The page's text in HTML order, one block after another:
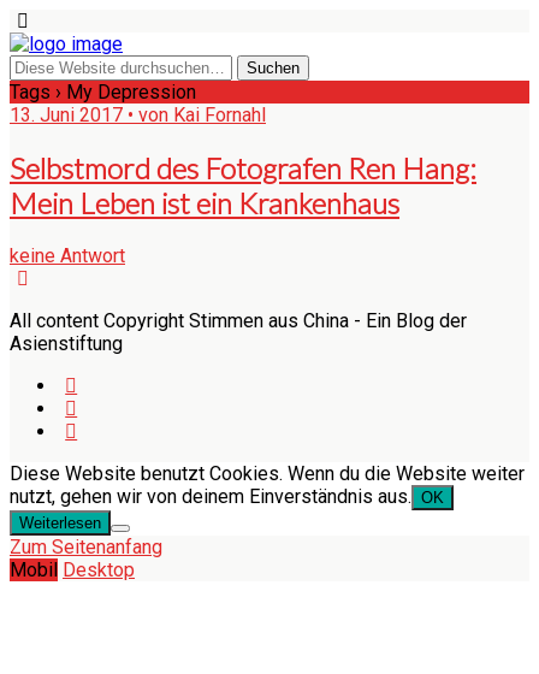
Tags › My Depression
13. Juni 2017 • von Kai Fornahl
Selbstmord des Fotografen Ren Hang:
Mein Leben ist ein Krankenhaus
keine Antwort
All content Copyright Stimmen aus China - Ein Blog der
Asienstiftung
Diese Website benutzt Cookies. Wenn du die Website weiter
nutzt, gehen wir von deinem Einverständnis aus. OK
Weiterlesen
Zum Seitenanfang
Mobil Desktop